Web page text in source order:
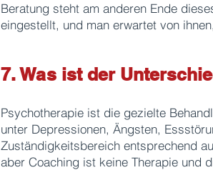
Beratung steht am anderen Ende
eingestellt, und man erwartet von
7. Was ist der
Psychotherapie ist die gezielte
unter Depressionen, Ängsten,
Zuständigkeitsbereich entsprechend
aber Coaching ist keine Therapie und